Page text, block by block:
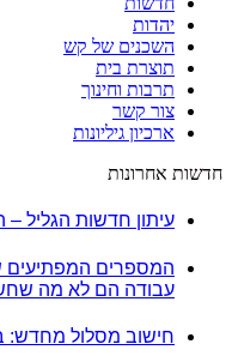
יהדות
השכנים של קש
תוצרת בית
תרבות וחינוך
צור קשר
ארכיון גיליונות
חדשות אחרונות
עיתון חדשות הגליל –
עבודה הם לא מה
חישוב מסלול מחדש: